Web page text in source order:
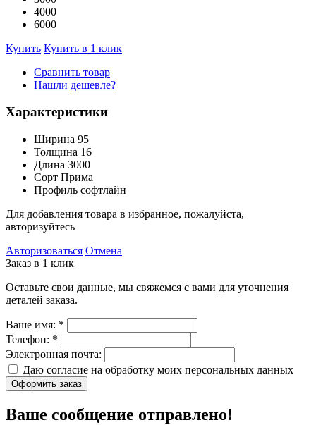
4000
6000
Купить Купить в 1 клик
Сравнить товар
Нашли дешевле?
Характеристики
Ширина 95
Толщина 16
Длина 3000
Сорт Прима
Профиль софтлайн
Для добавления товара в избранное, пожалуйста,
авторизуйтесь
Авторизоваться Отмена
Заказ в 1 клик
Оставьте свои данные, мы свяжемся с вами для уточнения
деталей заказа.
Ваше имя: *
Телефон: *
Электронная почта:
Даю согласие на обработку моих персональных данных
Оформить заказ
Ваше сообщение отправлено!